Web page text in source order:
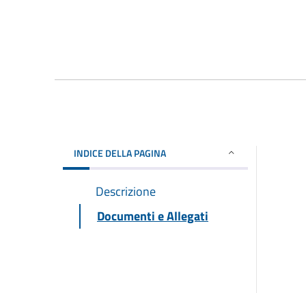
INDICE DELLA PAGINA
Descrizione
Documenti e Allegati